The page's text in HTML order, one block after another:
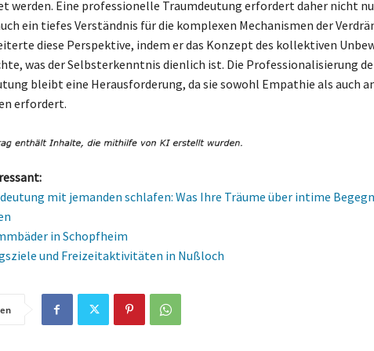
werden. Eine professionelle Traumdeutung erfordert daher nicht
ein tiefes Verständnis für die komplexen Mechanismen der
diese Perspektive, indem er das Konzept des kollektiven
was der Selbsterkenntnis dienlich ist. Die Professionalisierung
bleibt eine Herausforderung, da sie sowohl Empathie als auch
erfordert.
mit jemanden schlafen: Was Ihre Träume über intime
in Schopfheim
und Freizeitaktivitäten in Nußloch